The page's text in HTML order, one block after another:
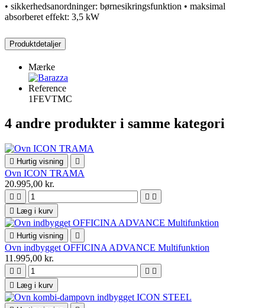
• sikkerhedsanordninger: børnesikringsfunktion • maksimal
absorberet effekt: 3,5 kW
Produktdetaljer
Mærke
Reference
1FEVTMC
4 andre produkter i samme kategori
 Hurtig visning 
Ovn ICON TRAMA
20.995,00 kr.
   
 Læg i kurv
 Hurtig visning 
Ovn indbygget OFFICINA ADVANCE Multifunktion
11.995,00 kr.
   
 Læg i kurv